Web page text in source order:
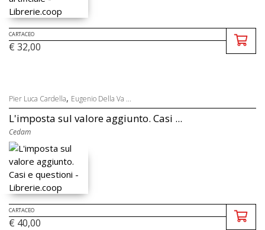
CARTACEO
€ 32,00
Pier Luca Cardella, Eugenio Della Va ...
L'imposta sul valore aggiunto. Casi ...
Cedam
CARTACEO
€ 40,00